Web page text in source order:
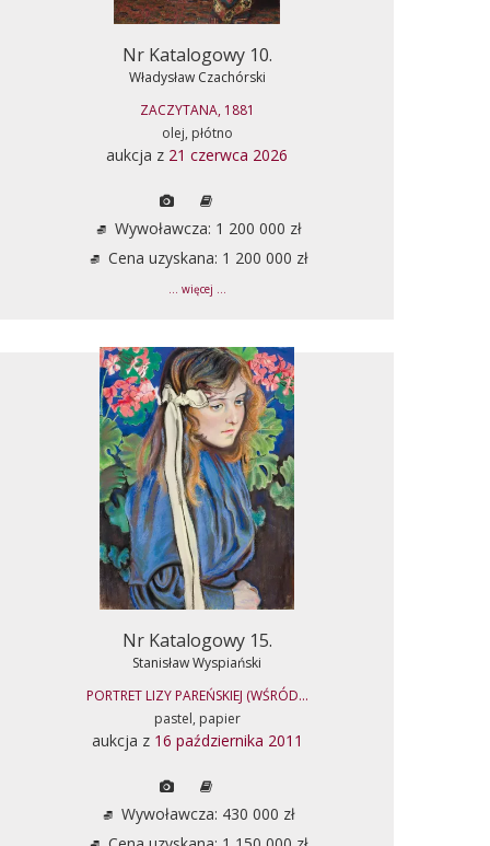
Nr Katalogowy 10.
Władysław Czachórski
ZACZYTANA, 1881
olej, płótno
aukcja z 21 czerwca 2026
Wywoławcza: 1 200 000 zł
Cena uzyskana: 1 200 000 zł
... więcej ...
Nr Katalogowy 15.
Stanisław Wyspiański
PORTRET LIZY PAREŃSKIEJ (WŚRÓD...
pastel, papier
aukcja z 16 października 2011
Wywoławcza: 430 000 zł